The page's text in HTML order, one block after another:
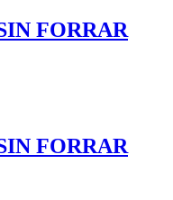
FORRAR
FORRAR